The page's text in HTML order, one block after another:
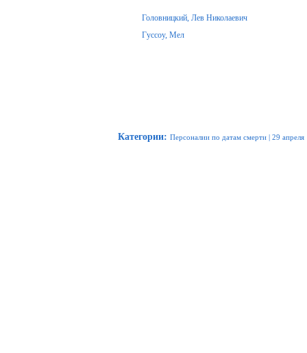
Головницкий, Лев Николаевич
Гуссоу, Мел
Категории: Персоналии по датам смерти | 29 апреля